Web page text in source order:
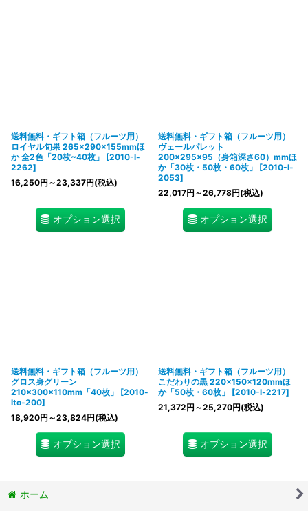
送料無料・ギフト箱（フルーツ用）
ロイヤル旬果 265×290×155mmほ
か 全2色「20枚~40枚」
[2010-l-
2262]
16,250円 ～23,337円(税込)
オプション選択
送料無料・ギフト箱（フルーツ用）
ヴェールパレット
200×295×95（身箱深さ60）mmほ
か「30枚・50枚・60枚」
[2010-l-
2053]
22,017円 ～26,778円(税込)
オプション選択
送料無料・ギフト箱（フルーツ用）
グロス身グリーン
210×300×110mm「40枚」
[2010-
lto-200]
18,920円 ～23,824円(税込)
オプション選択
送料無料・ギフト箱（フルーツ用）
こだわりの黒 220×150×120mmほ
か「50枚・60枚」
[2010-l-2217]
21,372円 ～25,270円(税込)
オプション選択
ホーム